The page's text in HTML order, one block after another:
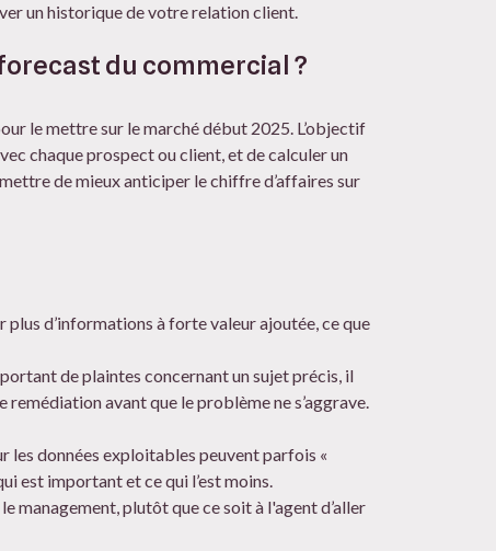
un historique de votre relation client.
du commercial ?
le mettre sur le marché début 2025. L’objectif
chaque prospect ou client, et de calculer un
de mieux anticiper le chiffre d’affaires sur
d’informations à forte valeur ajoutée, ce que
de plaintes concernant un sujet précis, il
avant que le problème ne s’aggrave.
les données exploitables peuvent parfois «
est important et ce qui l’est moins.
management, plutôt que ce soit à l'agent d’aller